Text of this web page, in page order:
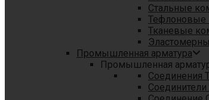
Стальные
Тефлоновые
Тканевые
Промышленная арматура
Промышленная
Соединения